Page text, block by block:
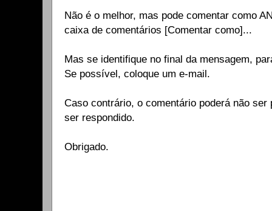
Não é o melhor, mas pode comentar como
caixa de comentários [Comentar como]...
Mas se identifique no final da mensagem,
Se possível, coloque um e-mail.
Caso contrário, o comentário poderá não ser
ser respondido.
Obrigado.